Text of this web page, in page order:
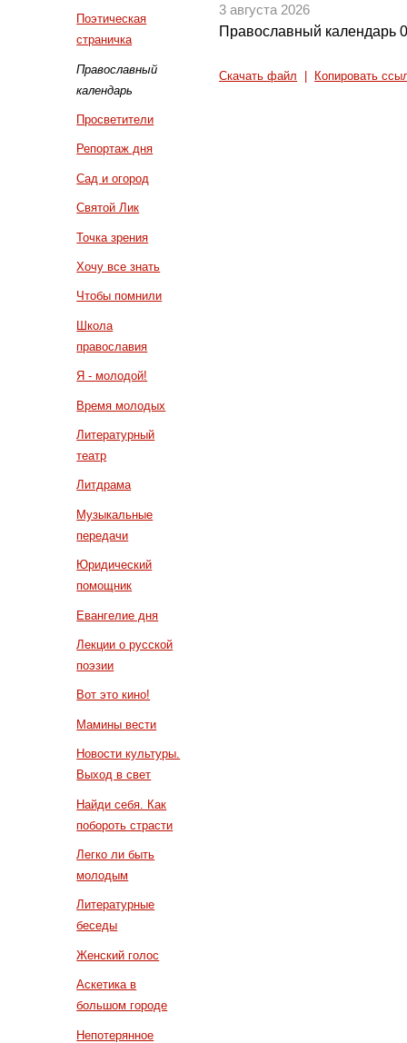
Поэтическая
страничка
Православный
календарь
Просветители
Репортаж дня
Сад и огород
Святой Лик
Точка зрения
Хочу все знать
Чтобы помнили
Школа
православия
Я - молодой!
Время молодых
Литературный
театр
Литдрама
Музыкальные
передачи
Юридический
помощник
Евангелие дня
Лекции о русской
поэзии
Вот это кино!
Мамины вести
Новости культуры.
Выход в свет
Найди себя. Как
побороть страсти
Легко ли быть
молодым
Литературные
беседы
Женский голос
Аскетика в
большом городе
Непотерянное
3 августа 2026
Православный календарь
Скачать файл Копировать